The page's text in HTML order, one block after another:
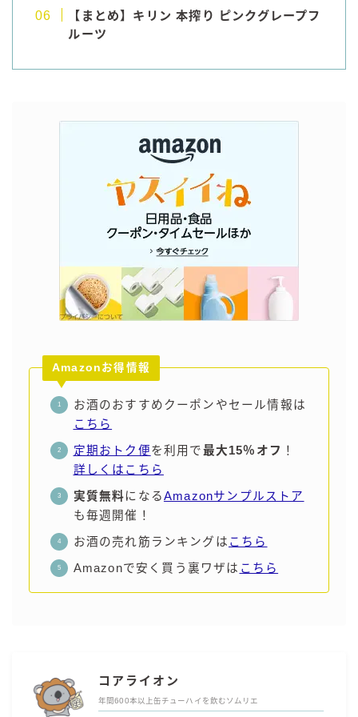
【まとめ】キリン 本搾り ピンクグレープフ
ルーツ
Amazonお得情報
お酒のおすすめクーポンやセール情報は
こちら
定期おトク便を利用で最大15％オフ ！
詳しくはこちら
実質無料になるAmazonサンプルストア
も毎週開催！
お酒の売れ筋ランキングは こちら
Amazonで安く買う裏ワザは こちら
コアライオン
年間600本以上缶チューハイを飲むソムリエ